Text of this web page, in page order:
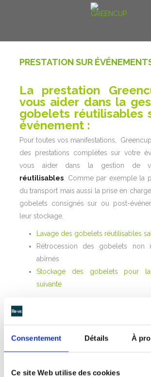
Consentement Détails À
Ce site Web utilise des cookies
PRESTATION SUR
La prestation
vous aider dans la
gobelets réutilisables
événement :
Pour toutes vos manifestations,
des prestations complètes sur votre
vous aider dans la gestion de
réutilisables . Comme par exemple la
du transport mais aussi la prise en
gobelets consignés sur ou post-
leur stockage.
Lavage des gobelets réutilisables
Rétrocession des gobelets non
abîmés
Stockage des gobelets pour la
suivante